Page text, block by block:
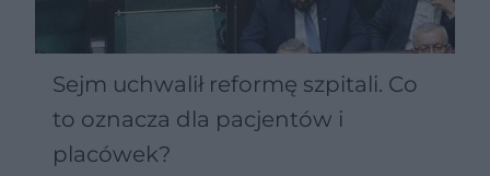
Sejm uchwalił reformę szpitali. Co
to oznacza dla pacjentów i
placówek?